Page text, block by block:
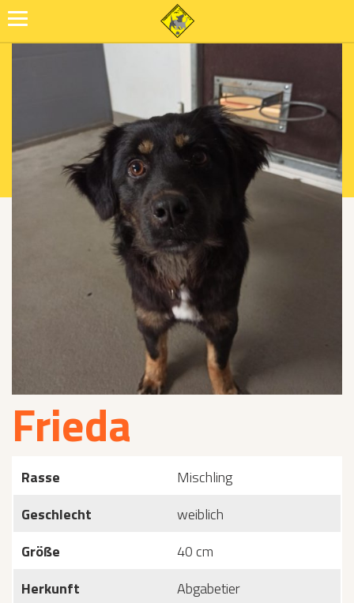
Frieda
Rasse
Mischling
Geschlecht
weiblich
Größe
40 cm
Herkunft
Abgabetier